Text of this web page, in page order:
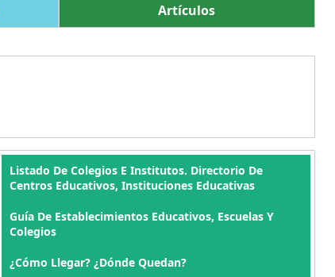
Artículos
Listado De Colegios E Institutos. Directorio De
Centros Educativos, Instituciones Educativas
Guía De Establecimientos Educativos, Escuelas Y
Colegios
¿Cómo Llegar? ¿Dónde Quedan?